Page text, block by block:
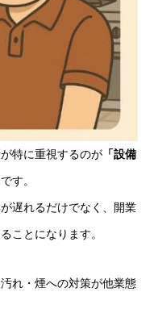
特に重視するのが 「設備
です。
遅れるだけでなく、開業
ことになります。
れ・煙への対策が他業態